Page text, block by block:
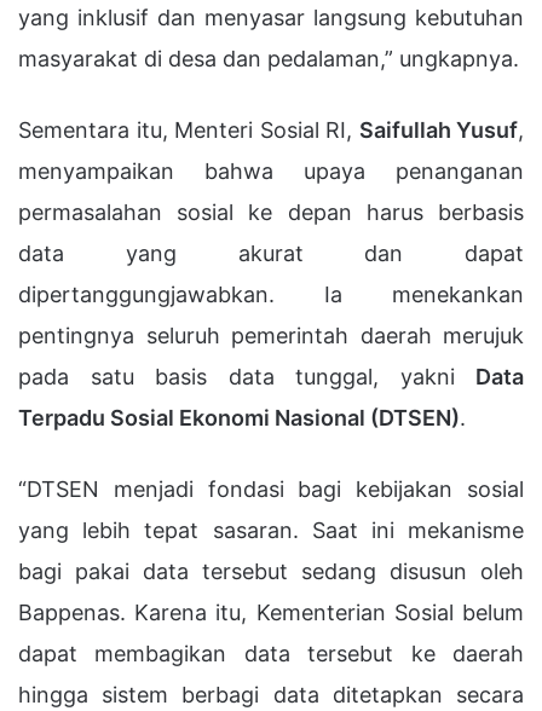
yang inklusif dan menyasar langsung kebutuhan
masyarakat di desa dan pedalaman,” ungkapnya.
Sementara itu, Menteri Sosial RI, Saifullah Yusuf,
menyampaikan bahwa upaya penanganan
permasalahan sosial ke depan harus berbasis
data yang akurat dan dapat
dipertanggungjawabkan. Ia menekankan
pentingnya seluruh pemerintah daerah merujuk
pada satu basis data tunggal, yakni Data
Terpadu Sosial Ekonomi Nasional (DTSEN).
“DTSEN menjadi fondasi bagi kebijakan sosial
yang lebih tepat sasaran. Saat ini mekanisme
bagi pakai data tersebut sedang disusun oleh
Bappenas. Karena itu, Kementerian Sosial belum
dapat membagikan data tersebut ke daerah
hingga sistem berbagi data ditetapkan secara